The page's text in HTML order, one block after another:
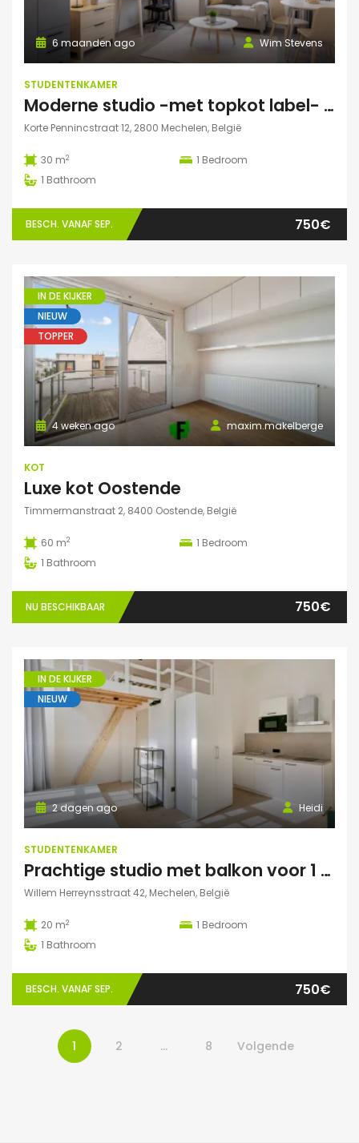
Wim Stevens
6 maanden ago
STUDENTENKAMER
Moderne studio -met topkot label- te huur gelegen in hartje Mechelen
Korte Pennincstraat 12, 2800 Mechelen, België
30 m2 1 Bedroom
1 Bathroom
BESCH. VANAF SEP. 750€
IN DE KIJKER
NIEUW
TOPPER
maxim.makelberge
4 weken ago
KOT
Luxe kot Oostende
Timmermanstraat 2, 8400 Oostende, België
60 m2 1 Bedroom
1 Bathroom
NU BESCHIKBAAR 750€
IN DE KIJKER
NIEUW
Heidi
2 dagen ago
STUDENTENKAMER
Prachtige studio met balkon voor 1 student(e)!
Willem Herreynsstraat 42, Mechelen, België
20 m2 1 Bedroom
1 Bathroom
BESCH. VANAF SEP. 750€
1 2 … 8 Volgende